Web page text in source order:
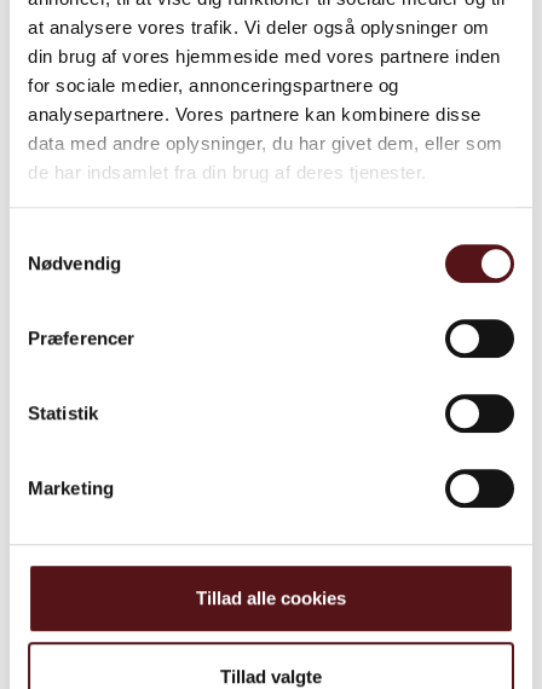
at analysere vores trafik. Vi deler også oplysninger om
din brug af vores hjemmeside med vores partnere inden
for sociale medier, annonceringspartnere og
analysepartnere. Vores partnere kan kombinere disse
data med andre oplysninger, du har givet dem, eller som
de har indsamlet fra din brug af deres tjenester.
Nødvendig
Præferencer
Statistik
Marketing
Tillad alle cookies
Tillad valgte
Medtronic
forstå, hvilke årsager der kan